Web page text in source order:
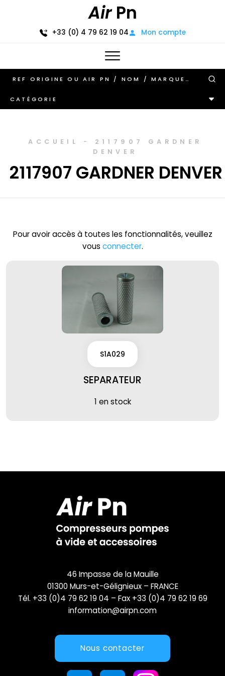
AirPn
+33 (0) 4 79 62 19 04 Mon compte
CATÉGORIE
ACCUEIL - 2117907 GARDNER
DENVER
2117907 GARDNER DENVER
Pour avoir accès à toutes les fonctionnalités, veuillez
vous connecter.
S1A029
SEPARATEUR
1 en stock
46 Impasse de la Mauille
01300 Murs-et-Gélignieux – FRANCE
Tél. +33 (0)4 79 62 19 04 – Fax +33 (0)4 79 62 19 69
information@airpn.com
Nous contacter